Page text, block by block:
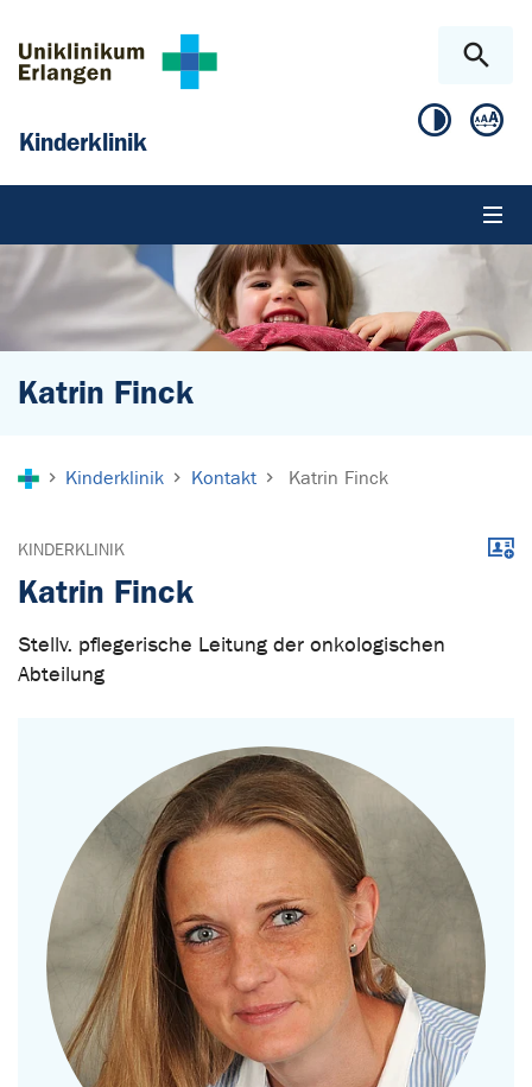
Kinderklinik
Katrin Finck
Kinderklinik Kontakt Katrin Finck
KINDERKLINIK
Katrin Finck
Stellv. pflegerische Leitung der onkologischen
Abteilung